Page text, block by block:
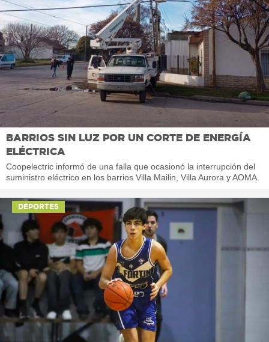
BARRIOS SIN LUZ POR UN CORTE DE ENERGÍA
ELÉCTRICA
Coopelectric informó de una falla que ocasionó la interrupción del
suministro eléctrico en los barrios Villa Mailin, Villa Aurora y AOMA.
DEPORTES